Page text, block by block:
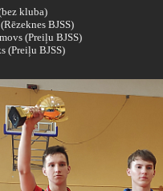
kluba)
BJSS)
(Preiļu BJSS)
(Preiļu BJSS)